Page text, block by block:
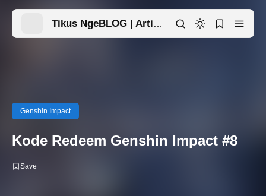
Tikus NgeBLOG | Artikel Menarik Ada Disini
Genshin Impact
Kode Redeem Genshin Impact #8